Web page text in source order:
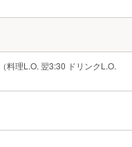
料理L.O. 翌3:30 ドリンクL.O.